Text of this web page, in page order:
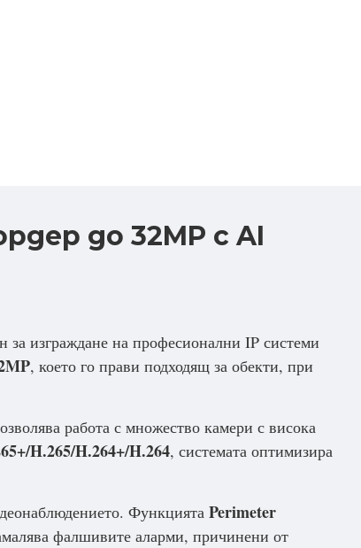
до 32MP с AI
за изграждане на професионални IP системи
, което го прави подходящ за обекти, при
работа с множество камери с висока
H.265/H.264+/H.264, системата оптимизира
Функцията Perimeter
фалшивите аларми, причинени от